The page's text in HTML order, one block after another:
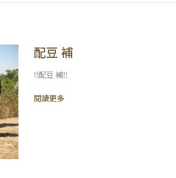
配豆 補
‼配豆 補‼
配
豆
補
閱讀更多